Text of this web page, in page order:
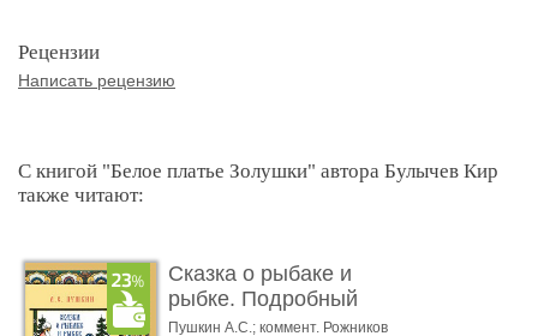
Рецензии
Написать рецензию
С книгой "Белое платье Золушки" автора Булычев Кир
также читают:
Сказка о рыбаке и
рыбке. Подробный
иллюстриров ...
Пушкин А.С.; коммент. Рожников